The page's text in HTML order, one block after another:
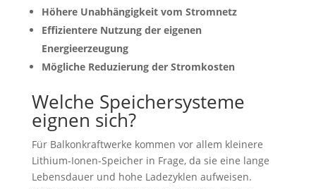
Höhere Unabhängigkeit vom Stromnetz
Effizientere Nutzung der eigenen
Energieerzeugung
Mögliche Reduzierung der Stromkosten
Welche Speichersysteme
eignen sich?
Für Balkonkraftwerke kommen vor allem kleinere
Lithium-Ionen-Speicher in Frage, da sie eine lange
Lebensdauer und hohe Ladezyklen aufweisen.